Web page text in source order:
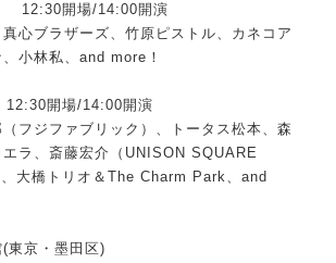
12:30開場/14:00開演
心ブラザーズ、竹原ピストル、カネコア
小林私、and more！
12:30開場/14:00開演
フジファブリック）、トータス松本、森
ラ、斎藤宏介（UNISON SQUARE
大橋トリオ＆The Charm Park、and
東京・墨田区)